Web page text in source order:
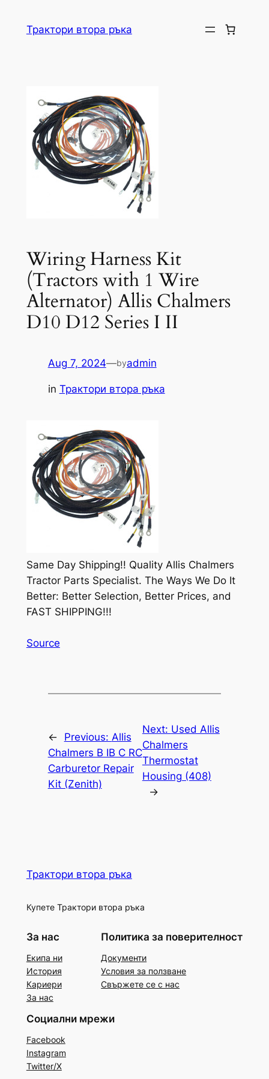
Трактори втора ръка
Wiring Harness Kit
(Tractors with 1 Wire
Alternator) Allis Chalmers
D10 D12 Series I II
Aug 7, 2024—byadmin
in Трактори втора ръка
Same Day Shipping!! Quality Allis Chalmers
Tractor Parts Specialist. The Ways We Do It
Better: Better Selection, Better Prices, and
FAST SHIPPING!!!
Source
← Previous: Allis
Chalmers B IB C RC
Carburetor Repair
Kit (Zenith)
Next: Used Allis
Chalmers
Thermostat
Housing (408)
→
Трактори втора ръка
Купете Трактори втора ръка
За нас
Екипа ни
История
Кариери
За нас
Политика за поверителност
Документи
Условия за ползване
Свържете се с нас
Социални мрежи
Facebook
Instagram
Twitter/X